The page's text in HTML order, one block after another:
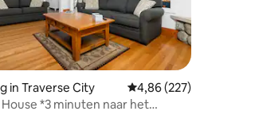
van 4,89 uit 5, 227 recensies
in Traverse City Gemiddelde
4,86 (227)
House *3 minuten naar het